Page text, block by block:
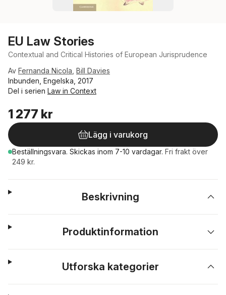
EU Law Stories
Contextual and Critical Histories of European Jurisprudence
Av Fernanda Nicola Bill Davies
Inbunden, Engelska, 2017
Del i serien Law in Context
1 277 kr
Lägg i varukorg
Beställningsvara. Skickas inom 7-10 vardagar. Fri frakt över
249 kr.
Beskrivning
Produktinformation
Utforska kategorier